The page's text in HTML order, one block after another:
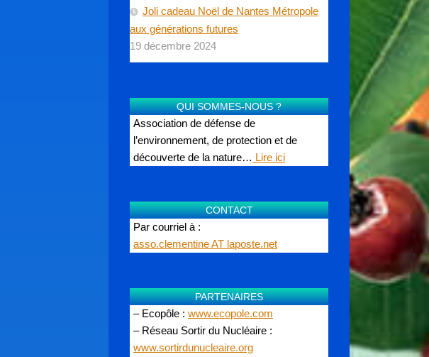
Joli cadeau Noël de Nantes Métropole
aux générations futures
19 décembre 2024
QUI SOMMES-NOUS ?
Association de défense de
l’environnement, de protection et de
découverte de la nature… Lire ici
CONTACT
Par courriel à :
asso.clementine AT laposte.net
PARTENAIRES
– Ecopôle : www.ecopole.com
– Réseau Sortir du Nucléaire :
www.sortirdunucleaire.org